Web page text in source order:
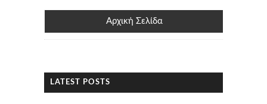
Αρχική Σελίδα
LATEST POSTS